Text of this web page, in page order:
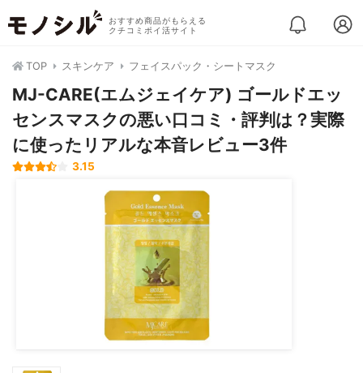
おすすめ商品がもらえる
クチコミポイ活サイト
TOP スキンケア フェイスパック・シートマスク
MJ-CARE(エムジェイケア) ゴールドエッ
センスマスクの悪い口コミ・評判は？実際
に使ったリアルな本音レビュー3件
3.15